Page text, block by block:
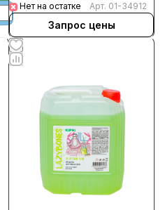
Нет на остатке Арт. 01-34912
Запрос цены